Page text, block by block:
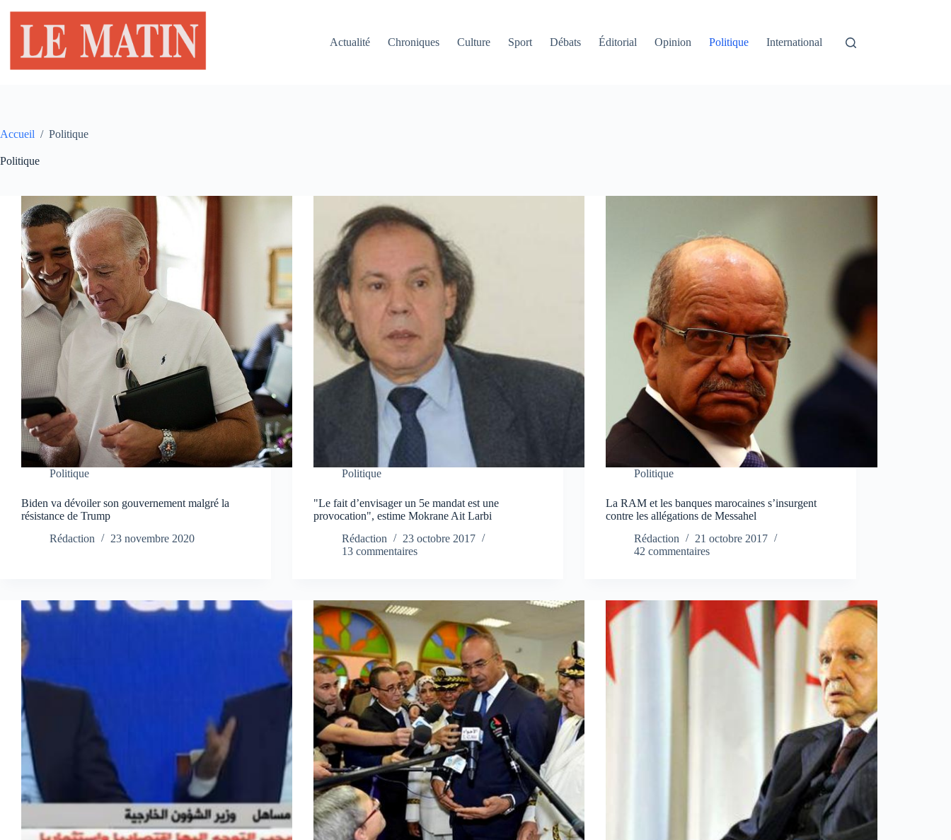
contenu
Actualité
Chroniques Culture Sport Débats Éditorial Opinion Politique International
Accueil / Politique
Politique
Politique
Biden va dévoiler son gouvernement malgré la
résistance de Trump
Rédaction
23 novembre 2020
Politique
"Le fait d’envisager un 5e mandat est une
provocation", estime Mokrane Ait Larbi
Rédaction
23 octobre 2017
13 commentaires
Politique
La RAM et les banques marocaines s’insurgent
contre les allégations de Messahel
Rédaction
21 octobre 2017
42 commentaires